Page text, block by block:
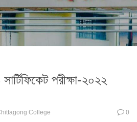
পরীক্ষা-২০২২
College 0